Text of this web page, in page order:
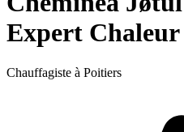
Expert Chaleur
Chauffagiste à Poitiers